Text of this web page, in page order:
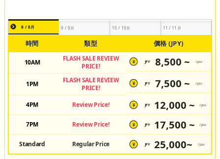
8 / 8月 9 / 9月 10 / 10月 11 / 11月
時間 類型 價格 (JPY)
10AM
FLASH SALE REVIEW
PRICE!
¥ JPY 8,500 ~ /pax
1PM
FLASH SALE REVIEW
PRICE!
¥ JPY 7,500 ~ /pax
4PM Review Price! ¥ JPY 12,000 ~ /pax
7PM Review Price! ¥ JPY 17,500 ~ /pax
Standard Regular Price ¥ JPY 25,000~ /pax